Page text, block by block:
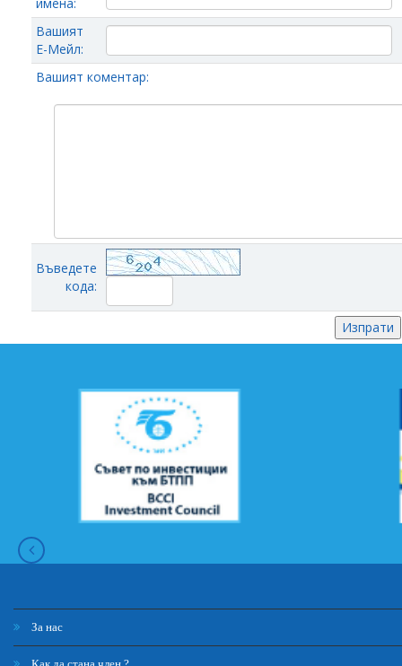
Вашият
Е-Мейл:
Вашият коментар:
Въведете
кода:
За нас